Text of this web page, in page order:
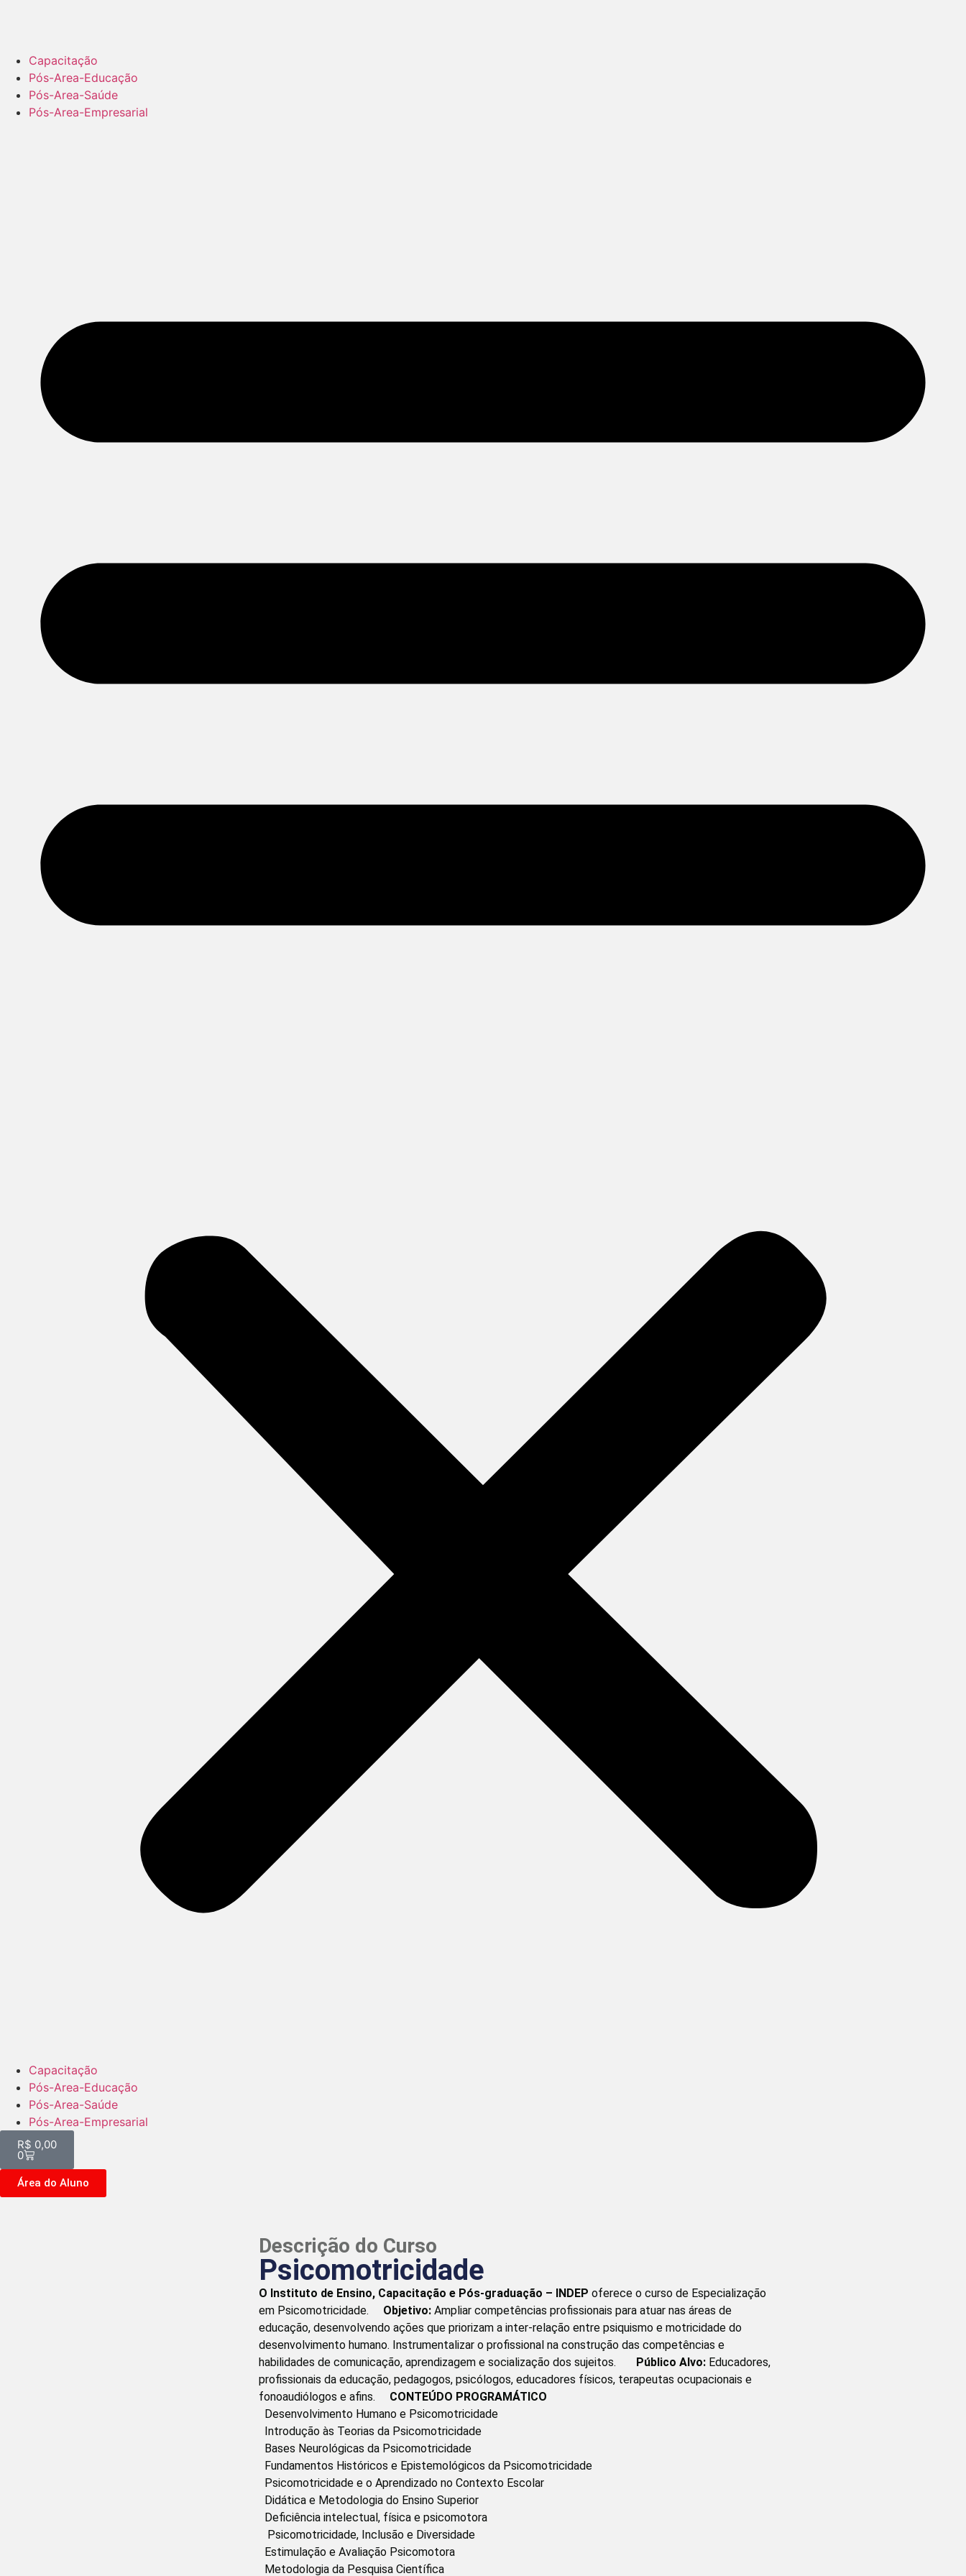
Capacitação
Pós-Area-Educação
Pós-Area-Saúde
Pós-Area-Empresarial
Capacitação
Pós-Area-Educação
Pós-Area-Saúde
Pós-Area-Empresarial
R$ 0,00
0
Área do Aluno
Descrição do Curso
Psicomotricidade
O Instituto de Ensino, Capacitação e Pós-graduação – INDEP oferece o curso de Especialização
em Psicomotricidade. Objetivo: Ampliar competências profissionais para atuar nas áreas de
educação, desenvolvendo ações que priorizam a inter-relação entre psiquismo e motricidade do
desenvolvimento humano. Instrumentalizar o profissional na construção das competências e
habilidades de comunicação, aprendizagem e socialização dos sujeitos. Público Alvo: Educadores,
profissionais da educação, pedagogos, psicólogos, educadores físicos, terapeutas ocupacionais e
fonoaudiólogos e afins. CONTEÚDO PROGRAMÁTICO
Desenvolvimento Humano e Psicomotricidade
Introdução às Teorias da Psicomotricidade
Bases Neurológicas da Psicomotricidade
Fundamentos Históricos e Epistemológicos da Psicomotricidade
Psicomotricidade e o Aprendizado no Contexto Escolar
Didática e Metodologia do Ensino Superior
Deficiência intelectual, física e psicomotora
Psicomotricidade, Inclusão e Diversidade
Estimulação e Avaliação Psicomotora
Metodologia da Pesquisa Científica